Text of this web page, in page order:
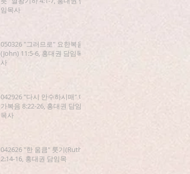
임목사
050326 "그러므로" 요한복음
(John) 11:5-6, 홍대권 담임목
사
042926 "다시 안수하시매" 마
가복음 8:22-26, 홍대권 담임
목사
042626 "한 움큼" 룻기(Ruth)
2:14-16, 홍대권 담임목